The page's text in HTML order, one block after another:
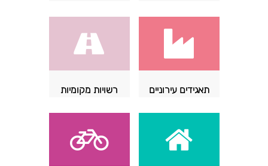
תאגידים עירוניים רשויות מקומיות